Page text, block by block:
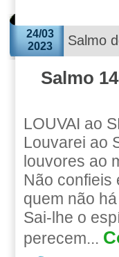
24/03
2023
Salmo
Salmo
LOUVAI ao
Louvarei ao
louvores ao
Não confieis
quem não
Sai-lhe o
perecem...